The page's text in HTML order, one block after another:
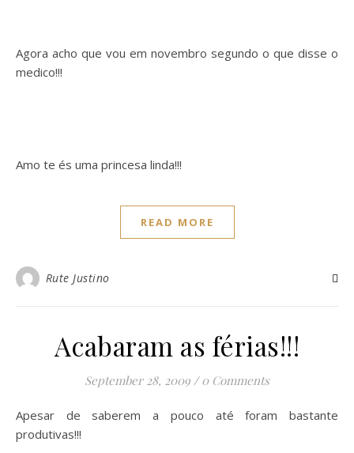
Agora acho que vou em novembro segundo o que disse o
medico!!!
Amo te és uma princesa linda!!!
READ MORE
Rute Justino
Acabaram as férias!!!
September 28, 2009 / 0 Comments
Apesar de saberem a pouco até foram bastante
produtivas!!!